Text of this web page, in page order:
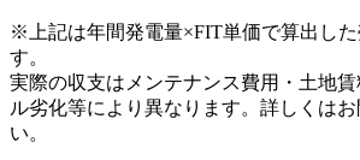
※上記は年間発電量×FIT単価で算出し
す。
実際の収支はメンテナンス費用・土地
ル劣化等により異なります。詳しくは
い。